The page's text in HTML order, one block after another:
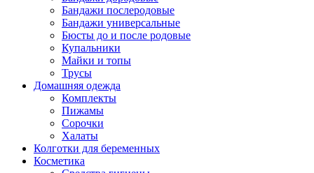
Бандажи послеродовые
Бандажи универсальные
Бюсты до и после родовые
Купальники
Майки и топы
Трусы
Домашняя одежда
Комплекты
Пижамы
Сорочки
Халаты
Колготки для беременных
Косметика